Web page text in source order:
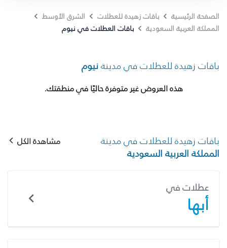
الصفحة الرئيسية باقات زهيدة للعطلات
الشرق الأوسط
المملكة العربية السعودية
باقات العطلات في نيوم
باقات زهيدة للعطلات في مدينةنيوم
هذه العروض غير متوفرة حاليًا في منطقتك.
باقات زهيدة للعطلات في مدينة
المملكة العربية السعودية
مشاهدة الكل
عطلات في
أبها